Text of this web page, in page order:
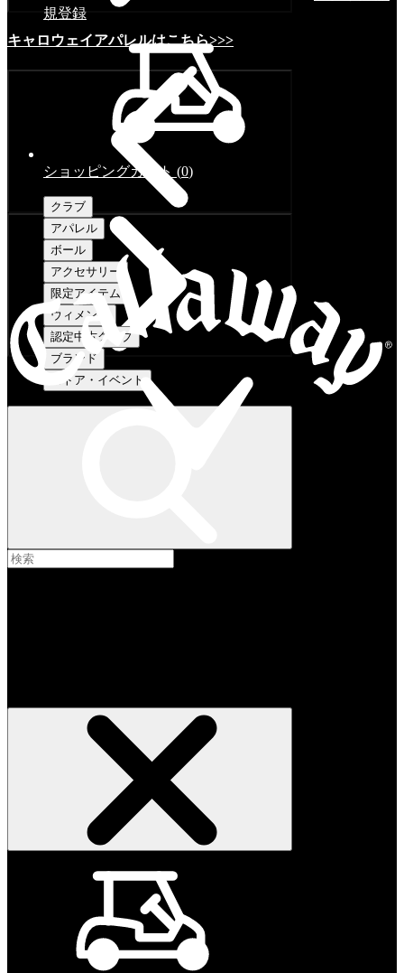
キャロウェイアパレルはこちら>>>
規登録
ショッピングカート (0)
クラブ
アパレル
ボール
アクセサリー
限定アイテム
ウィメンズ
認定中古クラブ
ブランド
ストア・イベント